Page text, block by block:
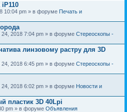
10:04 pm » в форуме Печать и
24, 2018 7:04 pm » в форуме Стереоскопы -
линзовому растру для 3D
24, 2018 6:45 pm » в форуме Стереоскопы -
24, 2018 6:02 pm » в форуме Новости и
пластик 3D 40Lpi
pm » в форуме Объявления